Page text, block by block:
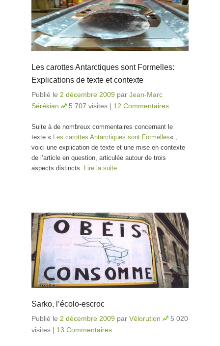
Les carottes Antarctiques sont Formelles:
Explications de texte et contexte
Publié le 2 décembre 2009 par Jean-Marc
Sérékian
5 707 visites | 12 Commentaires
Suite à de nombreux commentaires concernant le
texte « Les carottes Antarctiques sont Formelles« ,
voici une explication de texte et une mise en contexte
de l’article en question, articulée autour de trois
aspects distincts. Lire la suite…
Sarko, l’écolo-escroc
Publié le 2 décembre 2009 par Vélorution
5 020
visites | 13 Commentaires